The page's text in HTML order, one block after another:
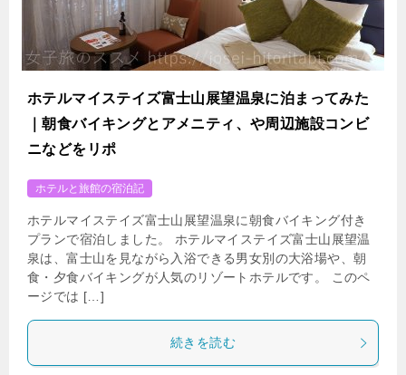
ホテルマイステイズ富士山展望温泉に泊まってみた
｜朝食バイキングとアメニティ、や周辺施設コンビ
ニなどをリポ
ホテルと旅館の宿泊記
ホテルマイステイズ富士山展望温泉に朝食バイキング付き
プランで宿泊しました。 ホテルマイステイズ富士山展望温
泉は、富士山を見ながら入浴できる男女別の大浴場や、朝
食・夕食バイキングが人気のリゾートホテルです。 このペ
ージでは […]
続きを読む